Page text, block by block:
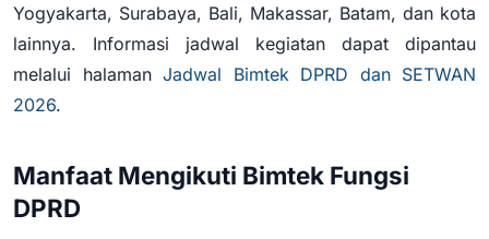
Yogyakarta, Surabaya, Bali, Makassar, Batam, dan kota
lainnya. Informasi jadwal kegiatan dapat dipantau
melalui halaman Jadwal Bimtek DPRD dan SETWAN
2026.
Manfaat Mengikuti Bimtek Fungsi
DPRD